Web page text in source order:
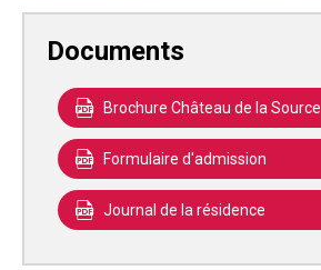
Documents
Brochure Château de la Source
Formulaire d'admission
Journal de la résidence